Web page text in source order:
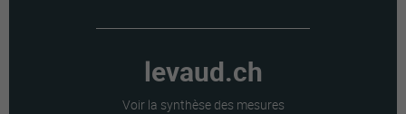
levaud.ch
Voir la synthèse des mesures